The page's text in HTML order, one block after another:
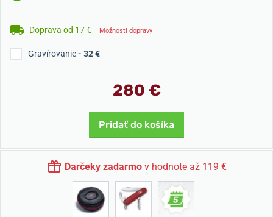
Doprava od 17 € Možnosti dopravy
Gravírovanie- 32 €
280 €
Pridať do košíka
Darčeky zadarmov hodnote až 119 €